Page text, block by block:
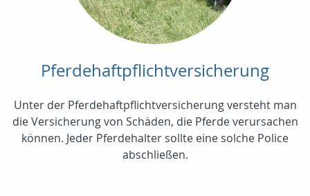
Pferdehaftpflichtversicherung
Unter der Pferdehaftpflichtversicherung versteht man
die Versicherung von Schäden, die Pferde verursachen
können. Jeder Pferdehalter sollte eine solche Police
abschließen.